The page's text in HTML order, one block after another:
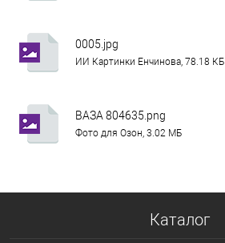
0005.jpg
ИИ Картинки Енчинова, 78.18 КБ
ВАЗА 804635.png
Фото для Озон, 3.02 МБ
Каталог